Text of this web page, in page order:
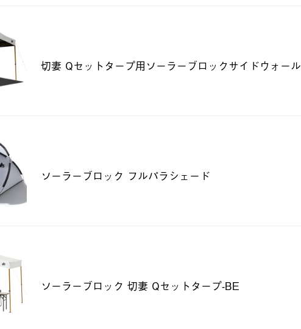
切妻 Qセットタープ用ソーラーブロックサイドウォール
ソーラーブロック フルパラシェード
ソーラーブロック 切妻 Qセットタープ-BE